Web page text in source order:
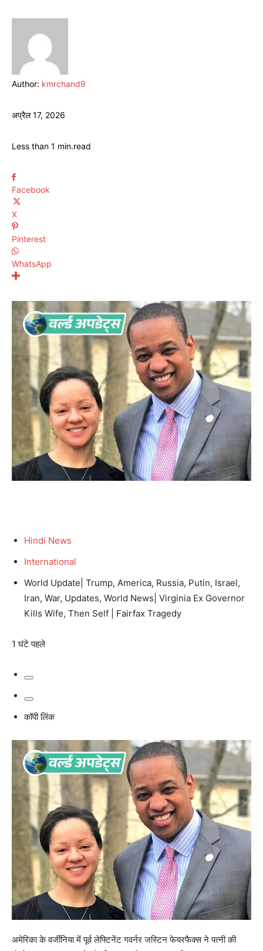
Author: kmrchand9
अप्रैल 17, 2026
Less than 1 min.read
Facebook
X
Pinterest
WhatsApp
Hindi News
International
World Update| Trump, America, Russia, Putin, Israel,
Iran, War, Updates, World News| Virginia Ex Governor
Kills Wife, Then Self | Fairfax Tragedy
1 घंटे पहले
कॉपी लिंक
अमेरिका के वर्जीनिया में पूर्व लेफ्टिनेंट गवर्नर जस्टिन फेयरफैक्स ने पत्नी की